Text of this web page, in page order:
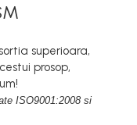
superioara,
prosop,
ISO9001:2008 si